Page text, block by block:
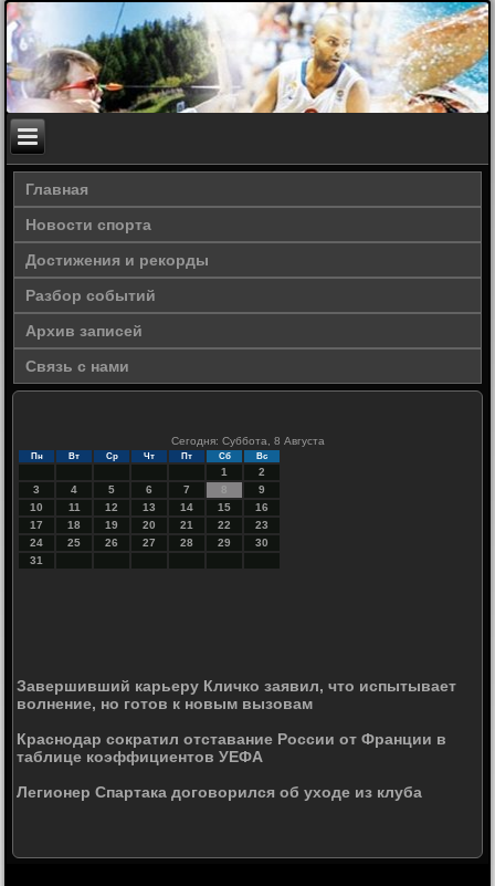
Главная
Новости спорта
Достижения и рекорды
Разбор событий
Архив записей
Связь с нами
Сегодня: Суббота, 8 Августа
Пн Вт Ср Чт Пт Сб Вс
1
2
3
4 5 6 7 8
9
10
11 12 13 14 15
16
17
18 19 20 21 22
23
24
25 26 27 28 29
30
31
Завершивший карьеру Кличко заявил, что испытывает
волнение, но готов к новым вызовам
Краснодар сократил отставание России от Франции в
таблице коэффициентов УЕФА
Легионер Спартака договорился об уходе из клуба